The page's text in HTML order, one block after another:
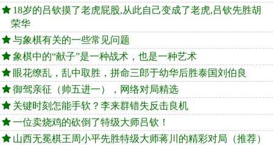
18岁的吕钦摸了老虎屁股,从此自己变成了老虎,吕钦先胜胡
荣华
与象棋有关的一些常见问题
象棋中的“献子”是一种战术，也是一种艺术
眼花缭乱，乱中取胜，拼命三郎于幼华后胜泰国刘伯良
御驾亲征（帅五进一），网络对局精选
关键时刻怎能手软？李来群错失反击良机
一位卖烧鸡的砍倒了特级大师吕钦！
山西无冕棋王周小平先胜特级大师蒋川的精彩对局（推荐）